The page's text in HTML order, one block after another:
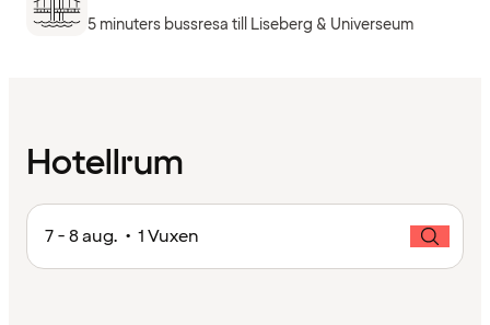
5 minuters bussresa till Liseberg & Universeum
Hotellrum
7 - 8 aug. • 1 Vuxen